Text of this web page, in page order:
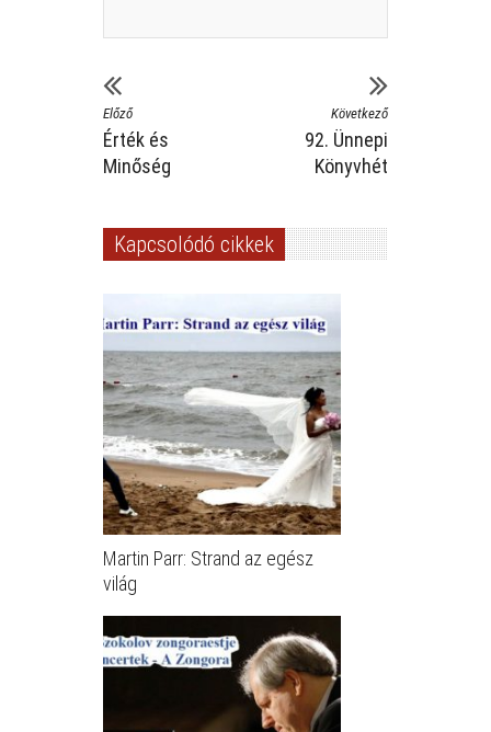
Előző
Érték és
Minőség
Következő
92. Ünnepi
Könyvhét
Kapcsolódó cikkek
Martin Parr: Strand az egész
világ